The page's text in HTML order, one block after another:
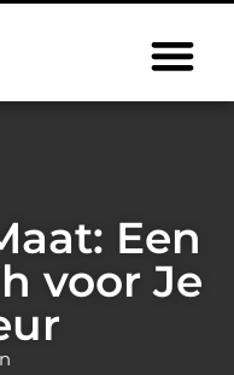
Een
voor Je